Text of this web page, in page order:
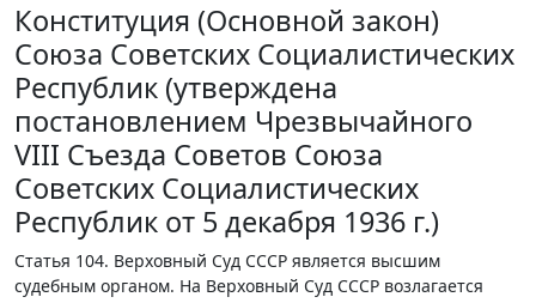
Конституция (Основной закон)
Союза Советских Социалистических
Республик (утверждена
постановлением Чрезвычайного
VIII Съезда Советов Союза
Советских Социалистических
Республик от 5 декабря 1936 г.)
Статья 104. Верховный Суд СССР является высшим
судебным органом. На Верховный Суд СССР возлагается